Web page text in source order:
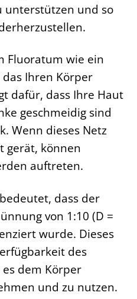
unterstützen und so
Fluoratum wie ein
Ihren Körper
dafür, dass Ihre Haut
geschmeidig sind
Wenn dieses Netz
gerät, können
auftreten.
dass der
von 1:10 (D =
wurde. Dieses
des
dem Körper
und zu nutzen.